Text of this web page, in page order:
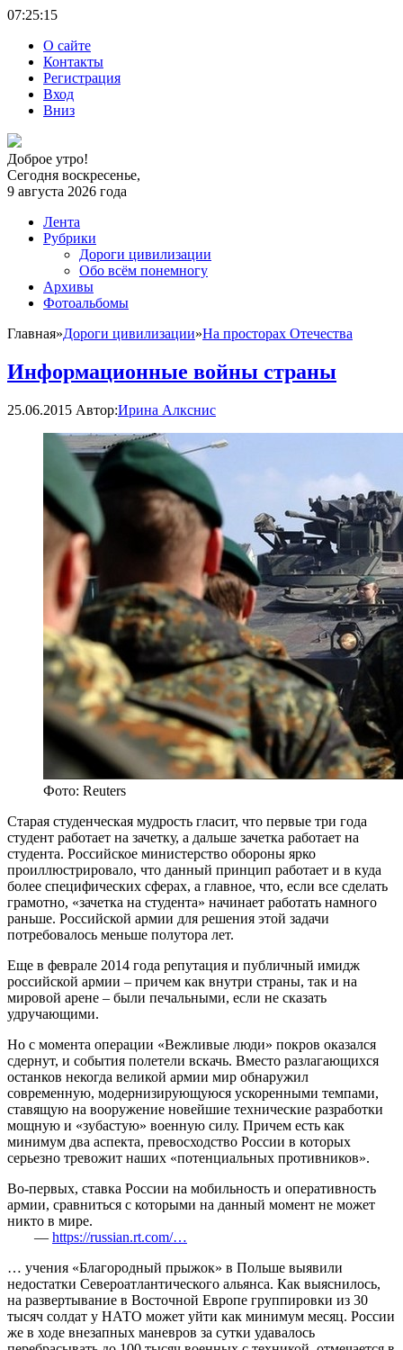
07:25:15
О сайте
Контакты
Регистрация
Вход
Вниз
Доброе утро!
Сегодня воскресенье,
9 августа 2026 года
Лента
Рубрики
Дороги цивилизации
Обо всём понемногу
Архивы
Фотоальбомы
Главная»Дороги цивилизации»На просторах Отечества
Информационные войны страны
25.06.2015 Автор:Ирина Алкснис
Фото: Reuters
Старая студенческая мудрость гласит, что первые три года
студент работает на зачетку, а дальше зачетка работает на
студента. Российское министерство обороны ярко
проиллюстрировало, что данный принцип работает и в куда
более специфических сферах, а главное, что, если все сделать
грамотно, «зачетка на студента» начинает работать намного
раньше. Российской армии для решения этой задачи
потребовалось меньше полутора лет.
Еще в феврале 2014 года репутация и публичный имидж
российской армии – причем как внутри страны, так и на
мировой арене – были печальными, если не сказать
удручающими.
Но с момента операции «Вежливые люди» покров оказался
сдернут, и события полетели вскачь. Вместо разлагающихся
останков некогда великой армии мир обнаружил
современную, модернизирующуюся ускоренными темпами,
ставящую на вооружение новейшие технические разработки
мощную и «зубастую» военную силу. Причем есть как
минимум два аспекта, превосходство России в которых
серьезно тревожит наших «потенциальных противников».
Во-первых, ставка России на мобильность и оперативность
армии, сравниться с которыми на данный момент не может
никто в мире.
— https://russian.rt.com/…
… учения «Благородный прыжок» в Польше выявили
недостатки Североатлантического альянса. Как выяснилось,
на развертывание в Восточной Европе группировки из 30
тысяч солдат у НАТО может уйти как минимум месяц. России
же в ходе внезапных маневров за сутки удавалось